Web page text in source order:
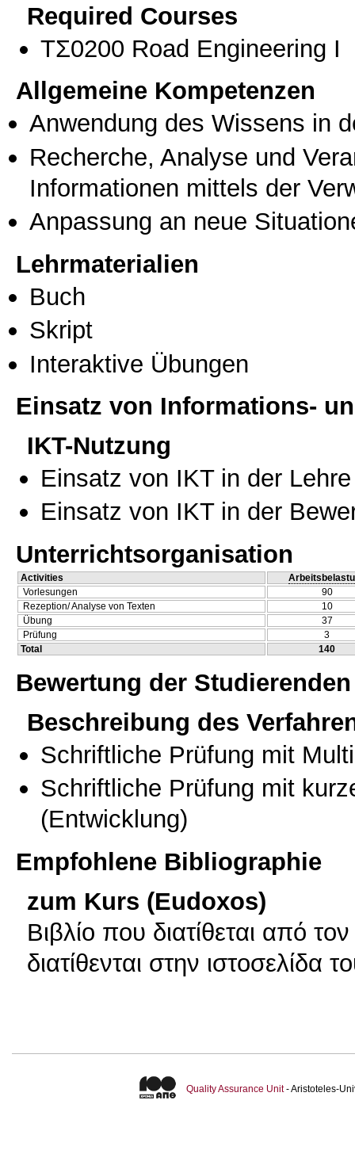
Required Courses
ΤΣ0200 Road Engineering I
Allgemeine Kompetenzen
Anwendung des Wissens in
Recherche, Analyse und
Informationen mittels der
Anpassung an neue
Lehrmaterialien
Buch
Skript
Interaktive Übungen
Einsatz von Informations-
IKT-Nutzung
Einsatz von IKT in der Lehre
Einsatz von IKT in der
Unterrichtsorganisation
Activities
Vorlesungen
90
Rezeption/ Analyse von Texten
10
Übung
37
Prüfung
3
Total
140
Bewertung der Studierenden
Beschreibung des
Schriftliche Prüfung mit
Schriftliche Prüfung mit
(Entwicklung)
Empfohlene Bibliographie
zum Kurs (Eudoxos)
Βιβλίο που διατίθεται από
διατίθενται στην ιστοσελίδα
Quality Assurance Unit- Aristoteles-